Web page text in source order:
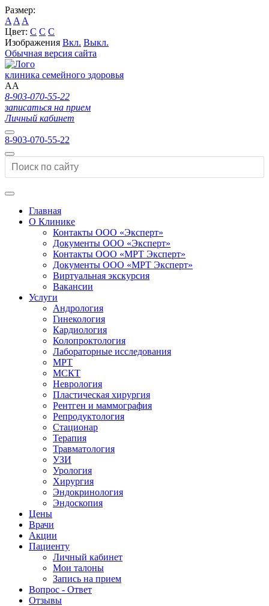
Размер:
A A A
Цвет: C C C
Изображения Вкл. Выкл.
Обычная версия сайта
клиника семейного здоровья
AA
8-903-070-55-22
записаться на прием
Личный кабинет
8-903-070-55-22
Главная
О Клинике
Контакты ООО «Эксперт»
Документы ООО «Эксперт»
Контакты ООО «МРТ Эксперт»
Документы ООО «МРТ Эксперт»
Виртуальная экскурсия
Вакансии
Услуги
Андрология
Гинекология
Кардиология
Колопроктология
Лабораторные исследования
МРТ
МСКТ
Неврология
Пластическая хирургия
Рентген и маммография
Репродуктология
Стационар
Терапия
Травматология
УЗИ
Урология
Хирургия
Эндокринология
Эндоскопия
Цены
Врачи
Акции
Пациенту
Личный кабинет
Мои талоны
Запись на прием
Вопрос - Ответ
Отзывы